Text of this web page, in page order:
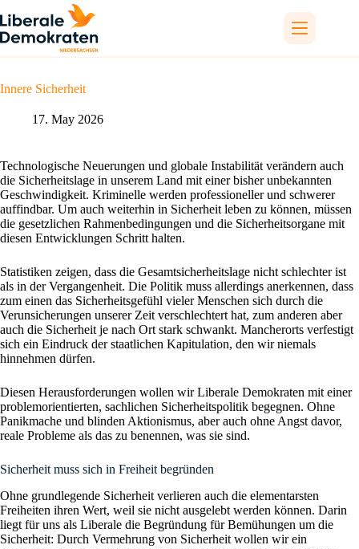
to
content
Innere Sicherheit
17. May 2026
Technologische Neuerungen und globale Instabilität verändern auch
die Sicherheitslage in unserem Land mit einer bisher unbekannten
Geschwindigkeit. Kriminelle werden professioneller und schwerer
auffindbar. Um auch weiterhin in Sicherheit leben zu können, müssen
die gesetzlichen Rahmenbedingungen und die Sicherheitsorgane mit
diesen Entwicklungen Schritt halten.
Statistiken zeigen, dass die Gesamtsicherheitslage nicht schlechter ist
als in der Vergangenheit. Die Politik muss allerdings anerkennen, dass
zum einen das Sicherheitsgefühl vieler Menschen sich durch die
Verunsicherungen unserer Zeit verschlechtert hat, zum anderen aber
auch die Sicherheit je nach Ort stark schwankt. Mancherorts verfestigt
sich ein Eindruck der staatlichen Kapitulation, den wir niemals
hinnehmen dürfen.
Diesen Herausforderungen wollen wir Liberale Demokraten mit einer
problemorientierten, sachlichen Sicherheitspolitik begegnen. Ohne
Panikmache und blinden Aktionismus, aber auch ohne Angst davor,
reale Probleme als das zu benennen, was sie sind.
Sicherheit muss sich in Freiheit begründen
Ohne grundlegende Sicherheit verlieren auch die elementarsten
Freiheiten ihren Wert, weil sie nicht ausgelebt werden können. Darin
liegt für uns als Liberale die Begründung für Bemühungen um die
Sicherheit: Durch Vermehrung von Sicherheit wollen wir ein